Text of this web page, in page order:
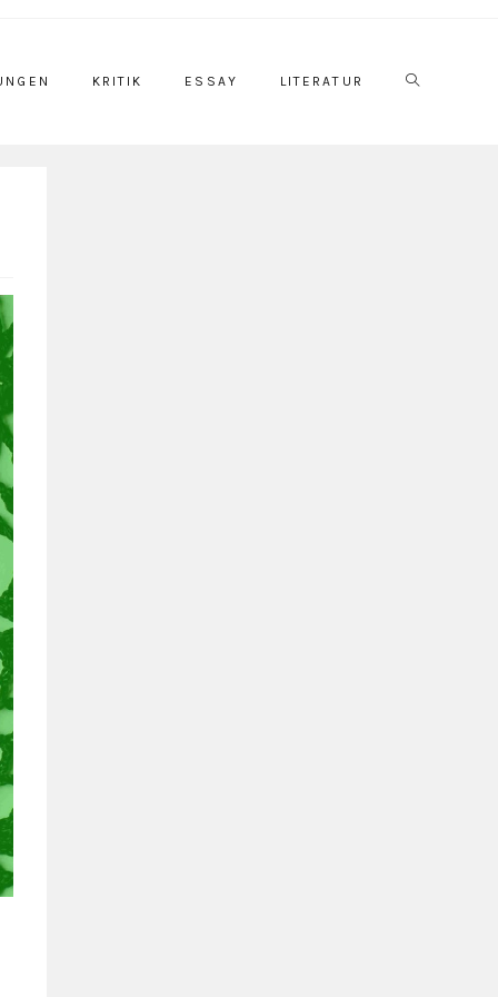
KRITIK ESSAY LITERATUR